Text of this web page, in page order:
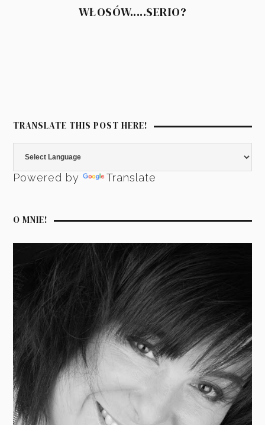
WŁOSÓW.....SERIO?
TRANSLATE THIS POST HERE!
Powered by Translate
O MNIE!